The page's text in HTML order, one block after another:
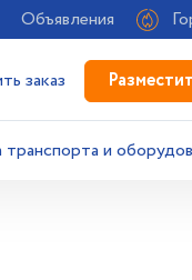
Объявления
заказ
и